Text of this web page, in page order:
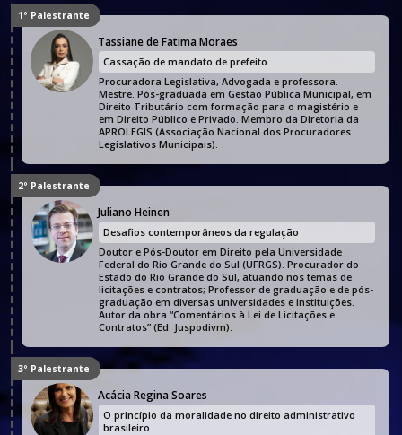
1º Palestrante
Tassiane de Fatima Moraes
Cassação de mandato de prefeito
Procuradora Legislativa, Advogada e professora.
Mestre. Pós-graduada em Gestão Pública Municipal, em
Direito Tributário com formação para o magistério e
em Direito Público e Privado. Membro da Diretoria da
APROLEGIS (Associação Nacional dos Procuradores
Legislativos Municipais).
2º Palestrante
Juliano Heinen
Desafios contemporâneos da regulação
Doutor e Pós-Doutor em Direito pela Universidade
Federal do Rio Grande do Sul (UFRGS). Procurador do
Estado do Rio Grande do Sul, atuando nos temas de
licitações e contratos; Professor de graduação e de pós-
graduação em diversas universidades e instituições.
Autor da obra “Comentários à Lei de Licitações e
Contratos” (Ed. Juspodivm).
3º Palestrante
Acácia Regina Soares
O princípio da moralidade no direito administrativo
brasileiro